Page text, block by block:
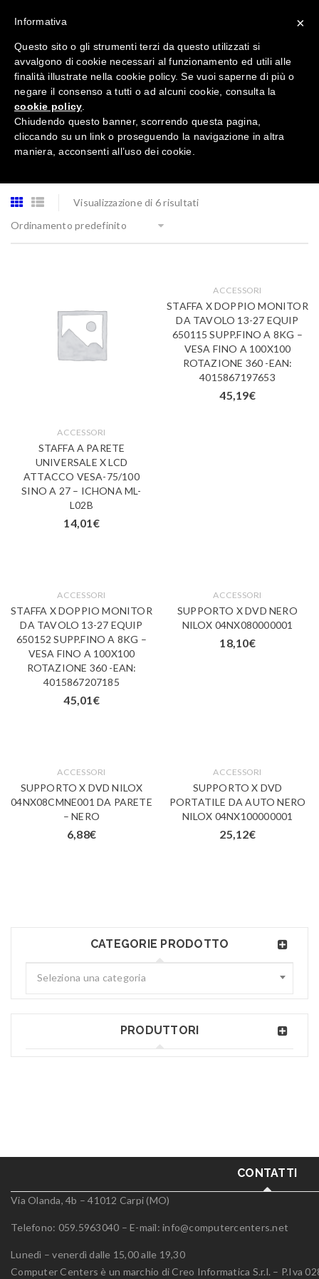
Tutte le categorie
CATEGORIE PRODOTTO
Seleziona una categoria
PRODUTTORI
Visualizzazione di 6 risultati
Ordinamento predefinito
ACCESSORI
STAFFA A PARETE
UNIVERSALE X LCD
ATTACCO VESA-75/100
SINO A 27 – ICHONA ML-
L02B
14,01€
ACCESSORI
STAFFA X DOPPIO MONITOR
DA TAVOLO 13-27 EQUIP
650115 SUPP.FINO A 8KG –
VESA FINO A 100X100
ROTAZIONE 360 -EAN:
4015867197653
45,19€
ACCESSORI
STAFFA X DOPPIO MONITOR
DA TAVOLO 13-27 EQUIP
650152 SUPP.FINO A 8KG –
VESA FINO A 100X100
ROTAZIONE 360 -EAN:
4015867207185
45,01€
ACCESSORI
SUPPORTO X DVD NERO
NILOX 04NX080000001
18,10€
ACCESSORI
SUPPORTO X DVD NILOX
04NX08CMNE001 DA PARETE
– NERO
6,88€
ACCESSORI
SUPPORTO X DVD
PORTATILE DA AUTO NERO
NILOX 04NX100000001
25,12€
CONTATTI
Via Olanda, 4b – 41012 Carpi (MO)
Telefono: 059.5963040 – E-mail: info@computercenters.net
Lunedì – venerdì dalle 15,00 alle 19,30
Computer Centers è un marchio di Creo Informatica S.r.l. – P.Iva
×
Informativa
Questo sito o gli strumenti terzi da questo utilizzati si
avvalgono di cookie necessari al funzionamento ed utili alle
finalità illustrate nella cookie policy. Se vuoi saperne di più o
negare il consenso a tutti o ad alcuni cookie, consulta la
cookie policy
Chiudendo questo banner, scorrendo questa pagina,
cliccando su un link o proseguendo la navigazione in altra
maniera, acconsenti all’uso dei cookie.